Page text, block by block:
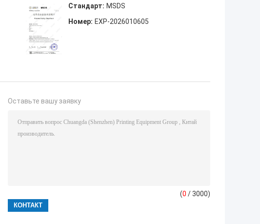
Стандарт: MSDS
Номер: EXP-2026010605
Оставьте вашу заявку
(0 / 3000)